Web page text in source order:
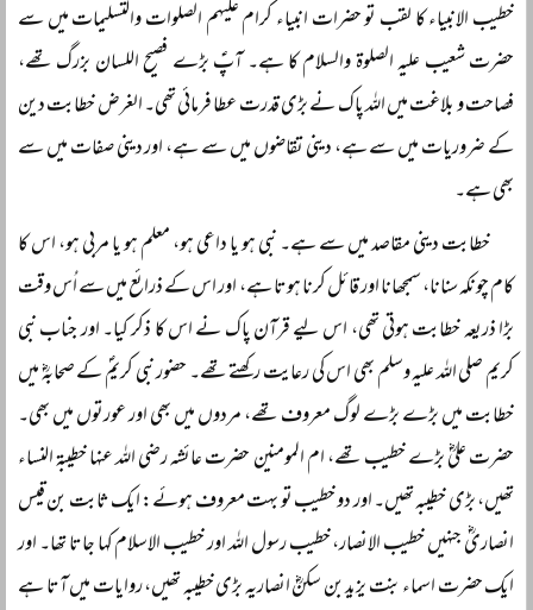
خطیب الانبیاء کا لقب تو حضرات انبیاء کرام علیہم الصلوات والتسلیمات میں سے
حضرت شعیب علیہ الصلوۃ والسلام کا ہے۔ آپؑ بڑے فصیح اللسان بزرگ تھے،
فصاحت و بلاغت میں اللہ پاک نے بڑی قدرت عطا فرمائی تھی۔ الغرض خطابت دین
کے ضروریات میں سے ہے، دینی تقاضوں میں سے ہے، اور دینی صفات میں سے
بھی ہے۔
خطابت دینی مقاصد میں سے ہے۔ نبی ہو یا داعی ہو، معلم ہو یا مربی ہو، اس کا
کام چونکہ سنانا، سمجھانا اور قائل کرنا ہوتا ہے، اور اس کے ذرائع میں سے اُس وقت
بڑا ذریعہ خطابت ہوتی تھی، اس لیے قرآن پاک نے اس کا ذکر کیا۔ اور جناب نبی
کریم صلی اللہ علیہ وسلم بھی اس کی رعایت رکھتے تھے۔ حضور نبی کریمؐ کے صحابہؓ میں
خطابت میں بڑے بڑے لوگ معروف تھے، مردوں میں بھی اور عورتوں میں بھی۔
حضرت علیؓ بڑے خطیب تھے، ام المومنین حضرت عائشہ رضی اللہ عنہا خطیبۃ النساء
تھیں، بڑی خطیبہ تھیں۔ اور دو خطیب تو بہت معروف ہوئے: ایک ثابت بن قیس
انصاریؓ جنہیں خطیب الانصار، خطیب رسول اللہ اور خطیب الاسلام کہا جاتا تھا۔ اور
ایک حضرت اسماء بنت یزید بن سکنؓ انصاریہ بڑی خطیبہ تھیں، روایات میں آتا ہے